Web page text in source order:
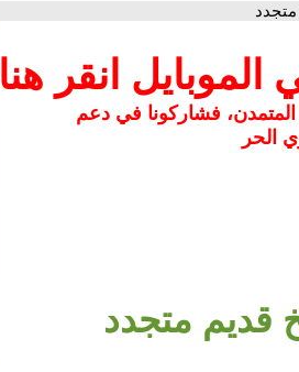
انقر هنا
المتمدن، فشاركونا في دعم
الحر
قديم متجدد